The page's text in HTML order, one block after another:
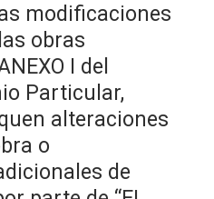
modificaciones
obras
I del
Particular,
alteraciones
o
de